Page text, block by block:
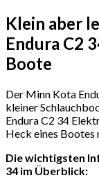
Klein aber
Endura C2
Boote
Der Minn Kota
kleiner
Endura C2 34
Heck eines Bootes
Die wichtigsten
34 im Überblick: